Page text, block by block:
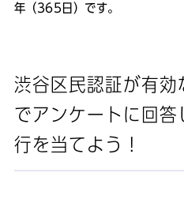
年（365日）です。
渋谷区民認証が有効
でアンケートに回答
行を当てよう！